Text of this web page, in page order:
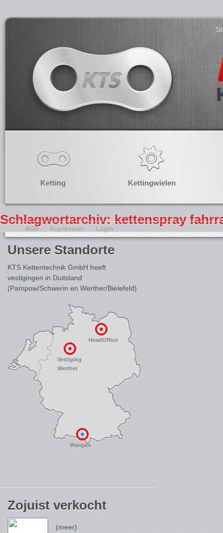
Ketting Kettingwielen
Schlagwortarchiv: kettenspray
Unsere Standorte
KTS Kettentechnik GmbH heeft
vestigingen in Duitsland
(Pampow/Schwerin en Werther/Bielefeld).
HeadOffice
Vestiging
Werther
Wangen
Zojuist verkocht
(meer)
AGB Impressum Login